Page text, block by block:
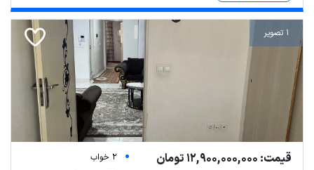
1 تصویر
قیمت: 12,900,000,000 تومان
2 خواب